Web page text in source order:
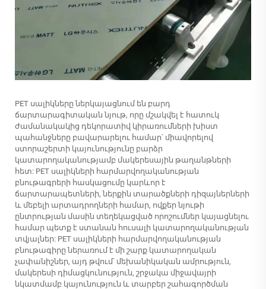
PET սալիկները ներկայացնում են բարդ
ճարտարագիտական նյութ, որը մշակվել է հատուկ
ժամանակակից դեկորատիվ կիրառումների խիստ
պահանջները բավարարելու համար՝ միավորելով
ստորաշերտի կայունությունը բարձր
կատարողականությամբ մակերեսային թաղանթների
հետ: PET սալիկների հարմարվողականության
բնութագրերի հասկացումը կարևոր է
ճարտարապետների, ներքին տարածքների դիզայներների
և մեբելի արտադրողների համար, ովքեր նյութի
ընտրության մասին տեղեկացված որոշումներ կայացնելու
համար պետք է ստանան հուսալի կատարողականության
տվյալներ: PET սալիկների հարմարվողականության
բնութագիրը ներառում է մի շարք կատարողական
չափանիշներ, այդ թվում՝ մեխանիկական ամրություն,
մակերեսի դիմացկունություն, շրջակա միջավայրի
նկատմամբ կայունություն և տարբեր շահագործման